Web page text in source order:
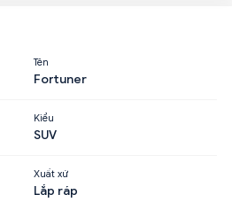
Tên
Fortuner
Kiểu
SUV
Xuất xứ
Lắp ráp